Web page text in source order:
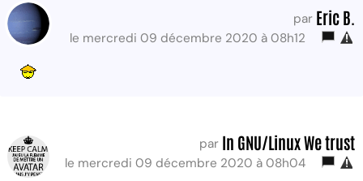
par Eric B.
le mercredi 09 décembre 2020 à 08h12
par In GNU/Linux We trust
le mercredi 09 décembre 2020 à 08h04